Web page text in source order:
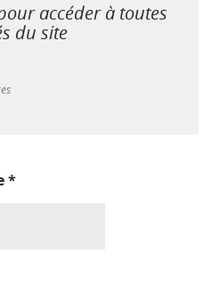
accéder à toutes
du site
*